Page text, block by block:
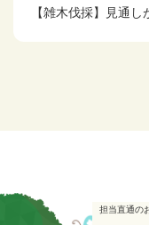
【雑木伐採】見通
担当直通の